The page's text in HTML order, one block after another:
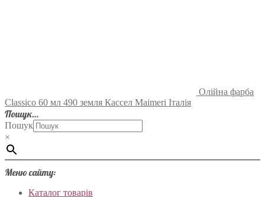
Олійна фарба
Classico 60 мл 490 земля Кассел Maimeri Італія
Пошук…
Пошук
×
Меню сайту:
Каталог товарів